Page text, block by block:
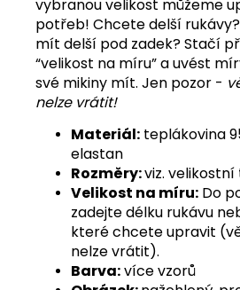
vybranou velikost můžeme
potřeb! Chcete delší
mít delší pod zadek? Stačí
“velikost na míru” a uvést
své mikiny mít. Jen pozor -
nelze vrátit!
Materiál: teplákovina
elastan
Rozměry:viz.
Velikost na míru: Do
zadejte délku rukávu
které chcete upravit
nelze vrátit).
Barva:více vzorů